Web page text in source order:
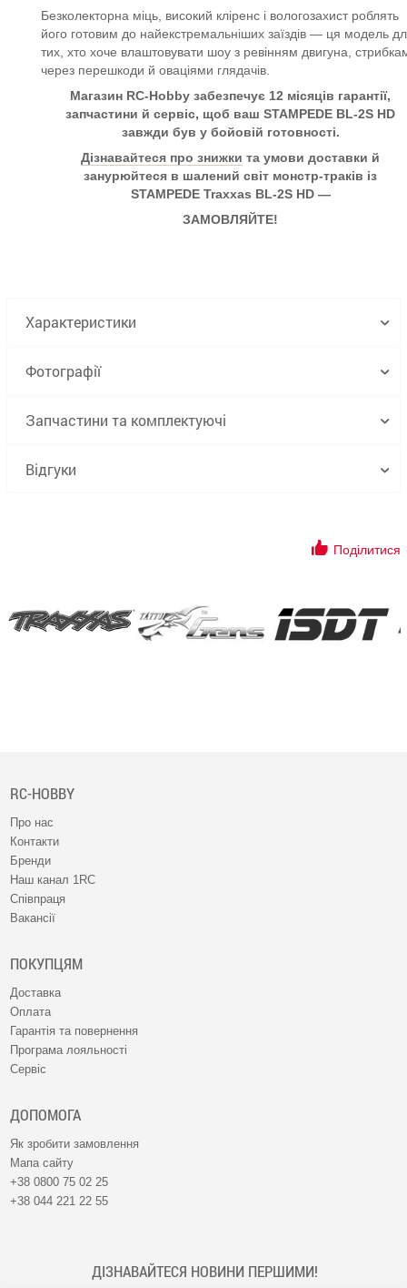
Безколекторна міць, високий кліренс і вологозахист роблять
його готовим до найекстремальніших заїздів — ця модель
тих, хто хоче влаштовувати шоу з ревінням двигуна,
через перешкоди й оваціями глядачів.
Магазин RC-Hobby забезпечує 12 місяців гарантії,
запчастини й сервіс, щоб ваш STAMPEDE BL-2S HD
завжди був у бойовій готовності.
Дізнавайтеся про знижки та умови доставки й
занурюйтеся в шалений світ монстр-траків із
STAMPEDE Traxxas BL-2S HD—
ЗАМОВЛЯЙТЕ!
Характеристики
Фотографії
Запчастини та комплектуючі
Відгуки
Поділитися
RC-HOBBY
Про нас
Контакти
Бренди
Наш канал 1RC
Співпраця
Вакансії
ПОКУПЦЯМ
Доставка
Оплата
Гарантія та повернення
Програма лояльності
Сервіс
ДОПОМОГА
Як зробити замовлення
Мапа сайту
+38 0800 75 02 25
+38 044 221 22 55
ДІЗНАВАЙТЕСЯ НОВИНИ ПЕРШИМИ!